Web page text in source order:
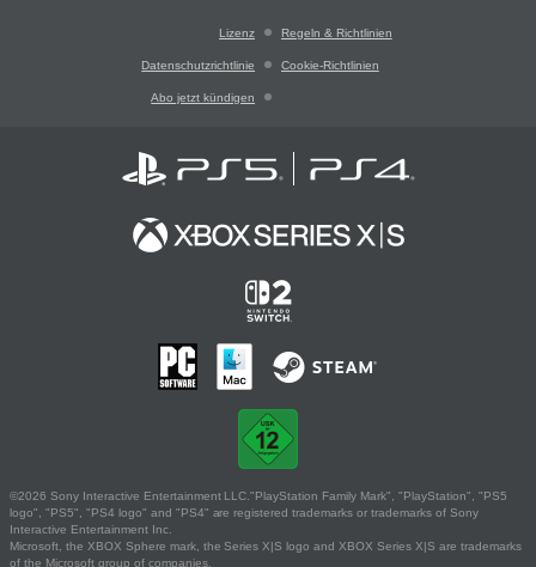
Lizenz Regeln & Richtlinien
Datenschutzrichtlinie Cookie-Richtlinien
Abo jetzt kündigen
©2026 Sony Interactive Entertainment LLC."PlayStation Family Mark", "PlayStation", "PS5
logo", "PS5", "PS4 logo" and "PS4" are registered trademarks or trademarks of Sony
Interactive Entertainment Inc.
Microsoft, the XBOX Sphere mark, the Series X|S logo and XBOX Series X|S are trademarks
of the Microsoft group of companies.